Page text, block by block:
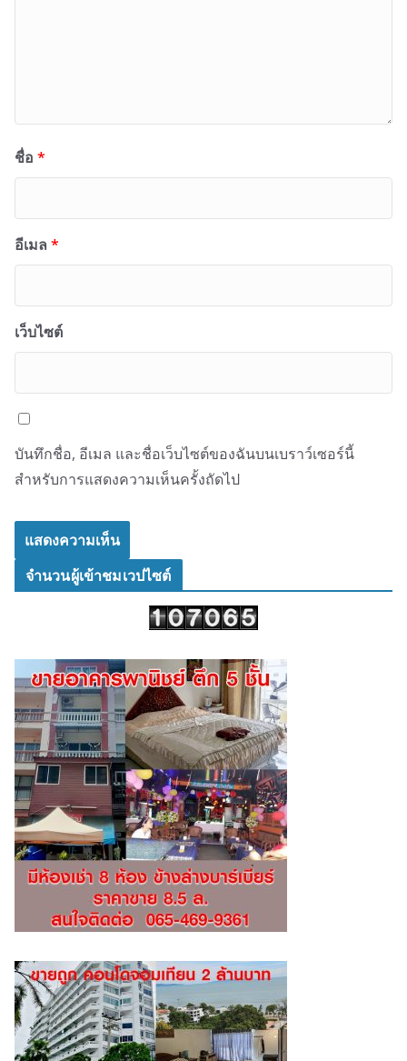
ชื่อ *
อีเมล *
เว็บไซต์
บันทึกชื่อ, อีเมล และชื่อเว็บไซต์ของฉันบนเบราว์เซอร์นี้
สำหรับการแสดงความเห็นครั้งถัดไป
จำนวนผู้เข้าชมเวปไซต์